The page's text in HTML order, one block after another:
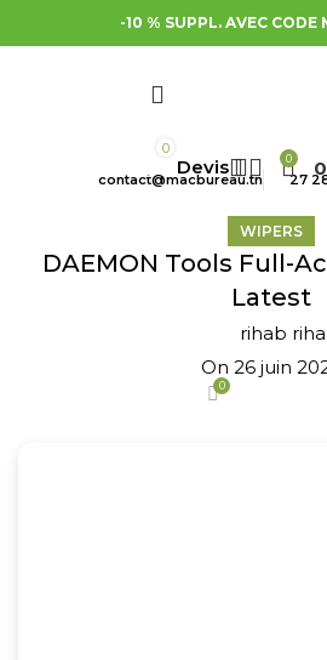
-10 % SUPPL. AVEC CODE
0
0
contact@macbureau.tn 27
WIPERS
DAEMON Tools Full-
Latest
rihab
On 26 juin
0